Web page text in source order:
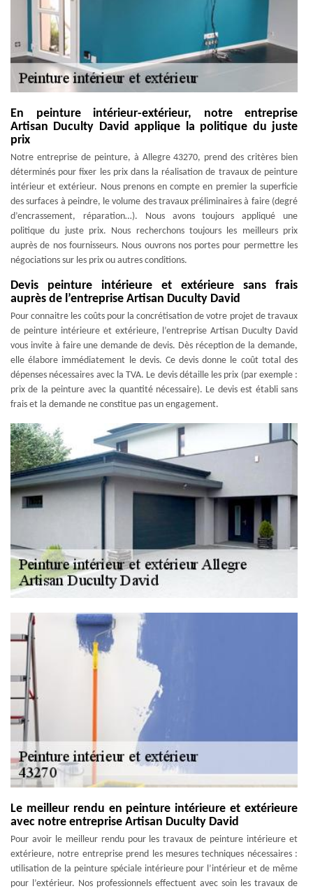
En peinture intérieur-extérieur, notre entreprise
Artisan Duculty David applique la politique du juste
prix
Notre entreprise de peinture, à Allegre 43270, prend des critères bien
déterminés pour fixer les prix dans la réalisation de travaux de peinture
intérieur et extérieur. Nous prenons en compte en premier la superficie
des surfaces à peindre, le volume des travaux préliminaires à faire (degré
d’encrassement, réparation…). Nous avons toujours appliqué une
politique du juste prix. Nous recherchons toujours les meilleurs prix
auprès de nos fournisseurs. Nous ouvrons nos portes pour permettre les
négociations sur les prix ou autres conditions.
Devis peinture intérieure et extérieure sans frais
auprès de l’entreprise Artisan Duculty David
Pour connaitre les coûts pour la concrétisation de votre projet de travaux
de peinture intérieure et extérieure, l’entreprise Artisan Duculty David
vous invite à faire une demande de devis. Dès réception de la demande,
elle élabore immédiatement le devis. Ce devis donne le coût total des
dépenses nécessaires avec la TVA. Le devis détaille les prix (par exemple :
prix de la peinture avec la quantité nécessaire). Le devis est établi sans
frais et la demande ne constitue pas un engagement.
Le meilleur rendu en peinture intérieure et extérieure
avec notre entreprise Artisan Duculty David
Pour avoir le meilleur rendu pour les travaux de peinture intérieure et
extérieure, notre entreprise prend les mesures techniques nécessaires :
utilisation de la peinture spéciale intérieure pour l’intérieur et de même
pour l’extérieur. Nos professionnels effectuent avec soin les travaux de